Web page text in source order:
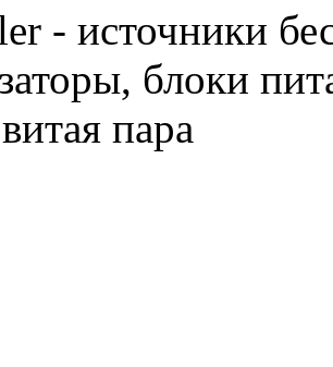
- источники
блоки
пара